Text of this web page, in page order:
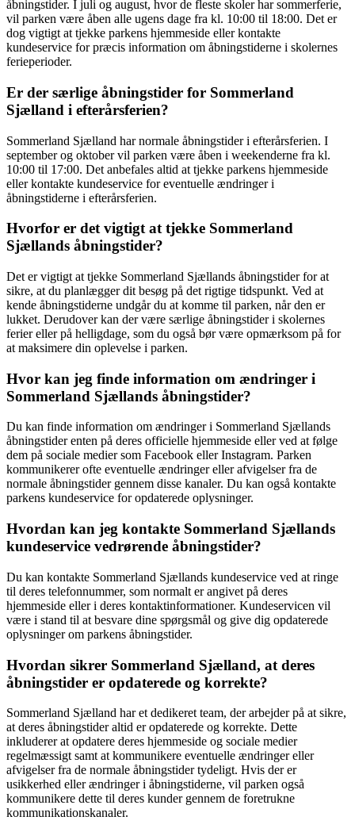
åbningstider. I juli og august, hvor de fleste skoler har sommerferie,
vil parken være åben alle ugens dage fra kl. 10:00 til 18:00. Det er
dog vigtigt at tjekke parkens hjemmeside eller kontakte
kundeservice for præcis information om åbningstiderne i skolernes
ferieperioder.
Er der særlige åbningstider for Sommerland
Sjælland i efterårsferien?
Sommerland Sjælland har normale åbningstider i efterårsferien. I
september og oktober vil parken være åben i weekenderne fra kl.
10:00 til 17:00. Det anbefales altid at tjekke parkens hjemmeside
eller kontakte kundeservice for eventuelle ændringer i
åbningstiderne i efterårsferien.
Hvorfor er det vigtigt at tjekke Sommerland
Sjællands åbningstider?
Det er vigtigt at tjekke Sommerland Sjællands åbningstider for at
sikre, at du planlægger dit besøg på det rigtige tidspunkt. Ved at
kende åbningstiderne undgår du at komme til parken, når den er
lukket. Derudover kan der være særlige åbningstider i skolernes
ferier eller på helligdage, som du også bør være opmærksom på for
at maksimere din oplevelse i parken.
Hvor kan jeg finde information om ændringer i
Sommerland Sjællands åbningstider?
Du kan finde information om ændringer i Sommerland Sjællands
åbningstider enten på deres officielle hjemmeside eller ved at følge
dem på sociale medier som Facebook eller Instagram. Parken
kommunikerer ofte eventuelle ændringer eller afvigelser fra de
normale åbningstider gennem disse kanaler. Du kan også kontakte
parkens kundeservice for opdaterede oplysninger.
Hvordan kan jeg kontakte Sommerland Sjællands
kundeservice vedrørende åbningstider?
Du kan kontakte Sommerland Sjællands kundeservice ved at ringe
til deres telefonnummer, som normalt er angivet på deres
hjemmeside eller i deres kontaktinformationer. Kundeservicen vil
være i stand til at besvare dine spørgsmål og give dig opdaterede
oplysninger om parkens åbningstider.
Hvordan sikrer Sommerland Sjælland, at deres
åbningstider er opdaterede og korrekte?
Sommerland Sjælland har et dedikeret team, der arbejder på at sikre,
at deres åbningstider altid er opdaterede og korrekte. Dette
inkluderer at opdatere deres hjemmeside og sociale medier
regelmæssigt samt at kommunikere eventuelle ændringer eller
afvigelser fra de normale åbningstider tydeligt. Hvis der er
usikkerhed eller ændringer i åbningstiderne, vil parken også
kommunikere dette til deres kunder gennem de foretrukne
kommunikationskanaler.